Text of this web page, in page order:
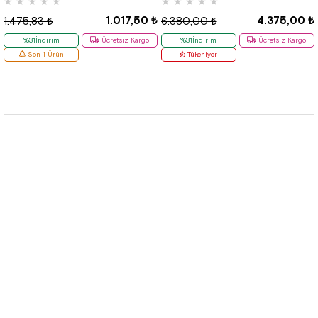
1.017,50 ₺
1.475,83 ₺
%31İndirim
Ücretsiz Kargo
Son 1 Ürün
4.375,00 ₺
6.380,00 ₺
%31İndirim
Ücretsiz Kargo
Tükeniyor